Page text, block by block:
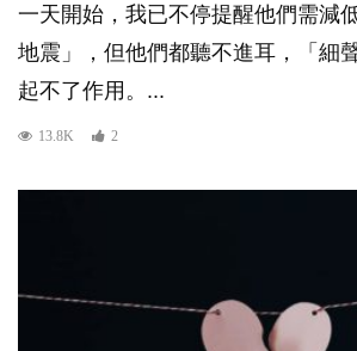
一天開始，我已不停提醒他們需減
地震」，但他們都聽不進耳，「細
起不了作用。...
13.8K 2